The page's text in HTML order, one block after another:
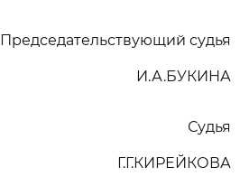
Председательствующий судья
И.А.БУКИНА
Судья
Г.Г.КИРЕЙКОВА